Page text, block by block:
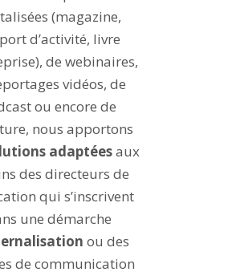
(magazine,
d’activité, livre
de webinaires,
vidéos, de
ou encore de
nous apportons
adaptéesaux
des directeurs de
qui s’inscrivent
une démarche
ou des
de communication